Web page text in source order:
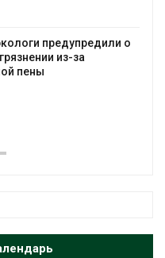
предупредили о
из-за
пены